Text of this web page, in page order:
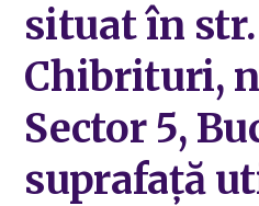
situat în
Chibrituri,
Sector 5,
suprafață